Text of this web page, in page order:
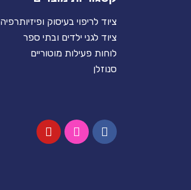
ציוד לריפוי בעיסוק ופיזיותרפיה
ציוד לגני ילדים ובתי ספר
לוחות פעילות מוטוריים
סנוזלן